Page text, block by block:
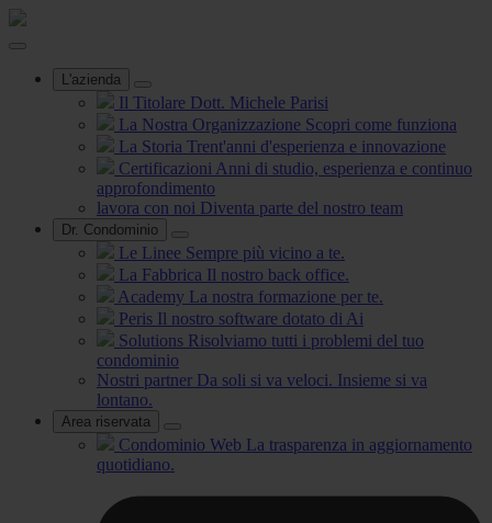
L'azienda
Il Titolare Dott. Michele Parisi
La Nostra Organizzazione Scopri come funziona
La Storia Trent'anni d'esperienza e innovazione
Certificazioni Anni di studio, esperienza e continuo
approfondimento
lavora con noi Diventa parte del nostro team
Dr. Condominio
Le Linee Sempre più vicino a te.
La Fabbrica Il nostro back office.
Academy La nostra formazione per te.
Peris Il nostro software dotato di Ai
Solutions Risolviamo tutti i problemi del tuo
condominio
Nostri partner Da soli si va veloci. Insieme si va
lontano.
Area riservata
Condominio Web La trasparenza in aggiornamento
quotidiano.